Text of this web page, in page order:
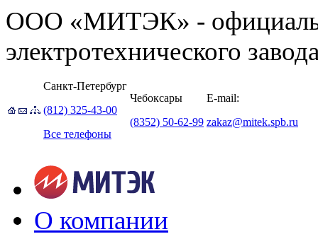
ООО «МИТЭК» -
электротехнического
Санкт-Петербург
(812) 325-43-00
Все телефоны
Чебоксары
(8352) 50-62-99
E-mail:
zakaz@mitek.spb.ru
О компании